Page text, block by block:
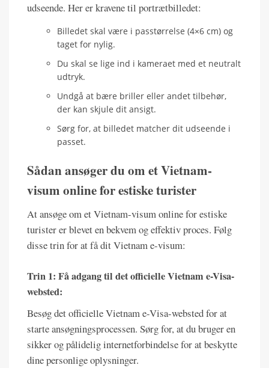
udseende. Her er kravene til portrætbilledet:
Billedet skal være i passtørrelse (4×6 cm) og
taget for nylig.
Du skal se lige ind i kameraet med et neutralt
udtryk.
Undgå at bære briller eller andet tilbehør,
der kan skjule dit ansigt.
Sørg for, at billedet matcher dit udseende i
passet.
Sådan ansøger du om et Vietnam-
visum online for estiske turister
At ansøge om et Vietnam-visum online for estiske
turister er blevet en bekvem og effektiv proces. Følg
disse trin for at få dit Vietnam e-visum:
Trin 1: Få adgang til det officielle Vietnam e-Visa-
websted:
Besøg det officielle Vietnam e-Visa-websted for at
starte ansøgningsprocessen. Sørg for, at du bruger en
sikker og pålidelig internetforbindelse for at beskytte
dine personlige oplysninger.